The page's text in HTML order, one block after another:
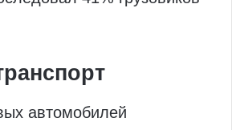
автомобилей